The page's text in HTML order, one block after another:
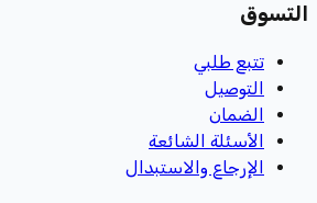
التسوق
تتبع طلبي
التوصيل
الضمان
الأسئلة الشائعة
الإرجاع والاستبدال